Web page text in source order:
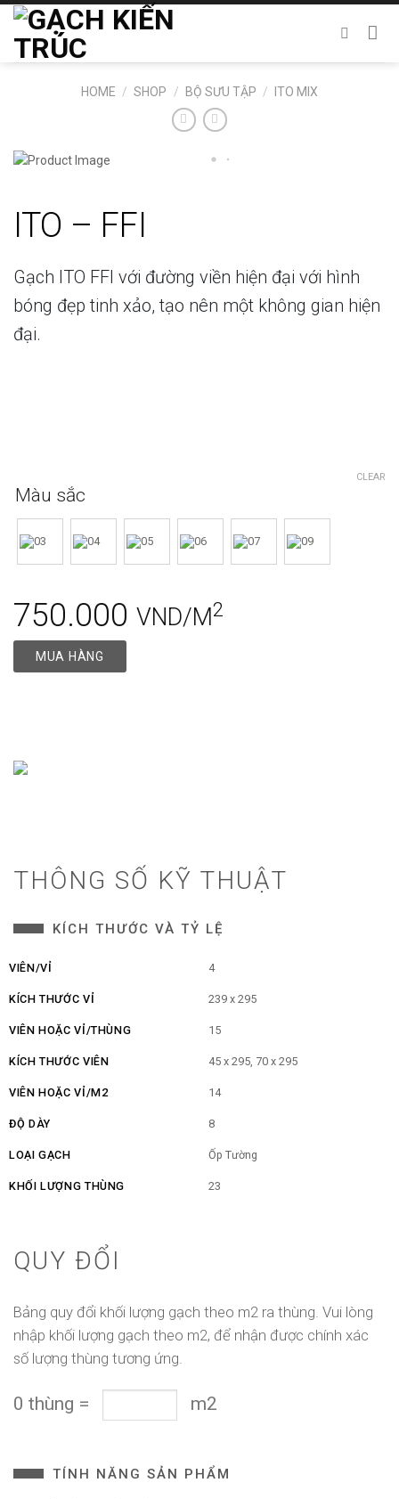
Chuyển
dung
HOME / SHOP / BỘ SƯU TẬP / ITO MIX
ITO – FFI
Gạch ITO FFI với đường viền hiện đại với hình
bóng đẹp tinh xảo, tạo nên một không gian hiện
đại.
Màu sắc
CLEAR
750.000 VND/M2
MUA HÀNG
THÔNG SỐ KỸ THUẬT
KÍCH THƯỚC VÀ TỶ LỆ
VIÊN/VỈ 4
KÍCH THƯỚC VỈ 239 x 295
VIÊN HOẶC VỈ/THÙNG 15
KÍCH THƯỚC VIÊN 45 x 295, 70 x 295
VIÊN HOẶC VỈ/M2 14
ĐỘ DÀY 8
LOẠI GẠCH Ốp Tường
KHỐI LƯỢNG THÙNG 23
QUY ĐỔI
Bảng quy đổi khối lượng gạch theo m2 ra thùng. Vui lòng
nhập khối lượng gạch theo m2, để nhận được chính xác
số lượng thùng tương ứng.
0 thùng = m2
TÍNH NĂNG SẢN PHẨM